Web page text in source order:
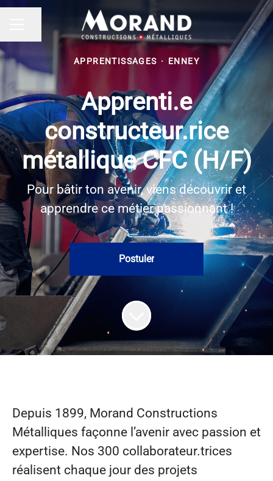
MENU CARRIÈRE
Partager la page
APPRENTISSAGES · ENNEY
Apprenti.e
constructeur.rice
métallique CFC (H/F)
Pour bâtir ton avenir, viens découvrir et
apprendre ce métier passionnant !
Postuler
Depuis 1899, Morand Constructions
Métalliques façonne l’avenir avec passion et
expertise. Nos 300 collaborateur.trices
réalisent chaque jour des projets